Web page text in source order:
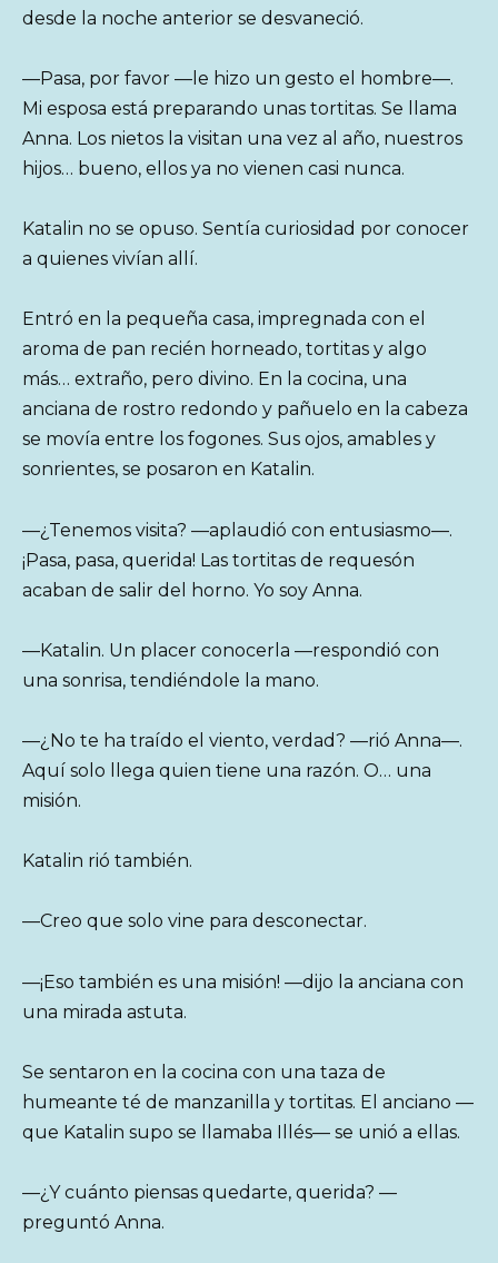
desde la noche anterior se desvaneció.
—Pasa, por favor —le hizo un gesto el hombre—.
Mi esposa está preparando unas tortitas. Se llama
Anna. Los nietos la visitan una vez al año, nuestros
hijos… bueno, ellos ya no vienen casi nunca.
Katalin no se opuso. Sentía curiosidad por conocer
a quienes vivían allí.
Entró en la pequeña casa, impregnada con el
aroma de pan recién horneado, tortitas y algo
más… extraño, pero divino. En la cocina, una
anciana de rostro redondo y pañuelo en la cabeza
se movía entre los fogones. Sus ojos, amables y
sonrientes, se posaron en Katalin.
—¿Tenemos visita? —aplaudió con entusiasmo—.
¡Pasa, pasa, querida! Las tortitas de requesón
acaban de salir del horno. Yo soy Anna.
—Katalin. Un placer conocerla —respondió con
una sonrisa, tendiéndole la mano.
—¿No te ha traído el viento, verdad? —rió Anna—.
Aquí solo llega quien tiene una razón. O… una
misión.
Katalin rió también.
—Creo que solo vine para desconectar.
—¡Eso también es una misión! —dijo la anciana con
una mirada astuta.
Se sentaron en la cocina con una taza de
humeante té de manzanilla y tortitas. El anciano —
que Katalin supo se llamaba Illés— se unió a ellas.
—¿Y cuánto piensas quedarte, querida? —
preguntó Anna.